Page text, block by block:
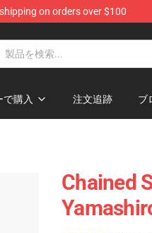
shipping on orders over $100
で購入 注文追跡 ブ
Chained